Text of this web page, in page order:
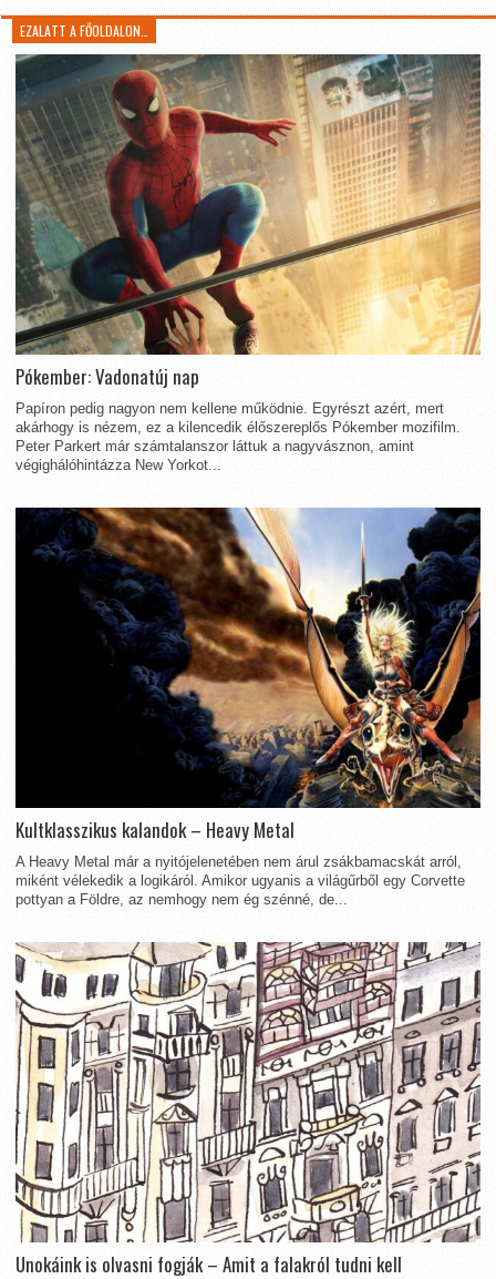
EZALATT A FŐOLDALON…
Pókember: Vadonatúj nap
Papíron pedig nagyon nem kellene működnie. Egyrészt azért, mert
akárhogy is nézem, ez a kilencedik élőszereplős Pókember mozifilm.
Peter Parkert már számtalanszor láttuk a nagyvásznon, amint
végighálóhintázza New Yorkot...
Kultklasszikus kalandok – Heavy Metal
A Heavy Metal már a nyitójelenetében nem árul zsákbamacskát arról,
miként vélekedik a logikáról. Amikor ugyanis a világűrből egy Corvette
pottyan a Földre, az nemhogy nem ég szénné, de...
Unokáink is olvasni fogják – Amit a falakról tudni kell